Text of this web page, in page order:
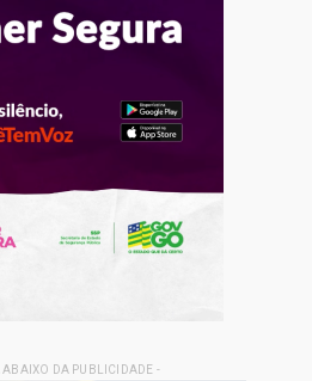
DA PUBLICIDADE -